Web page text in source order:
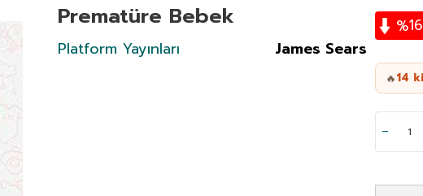
Prematüre Bebek
Platform Yayınları James Sears
%16
🔥14